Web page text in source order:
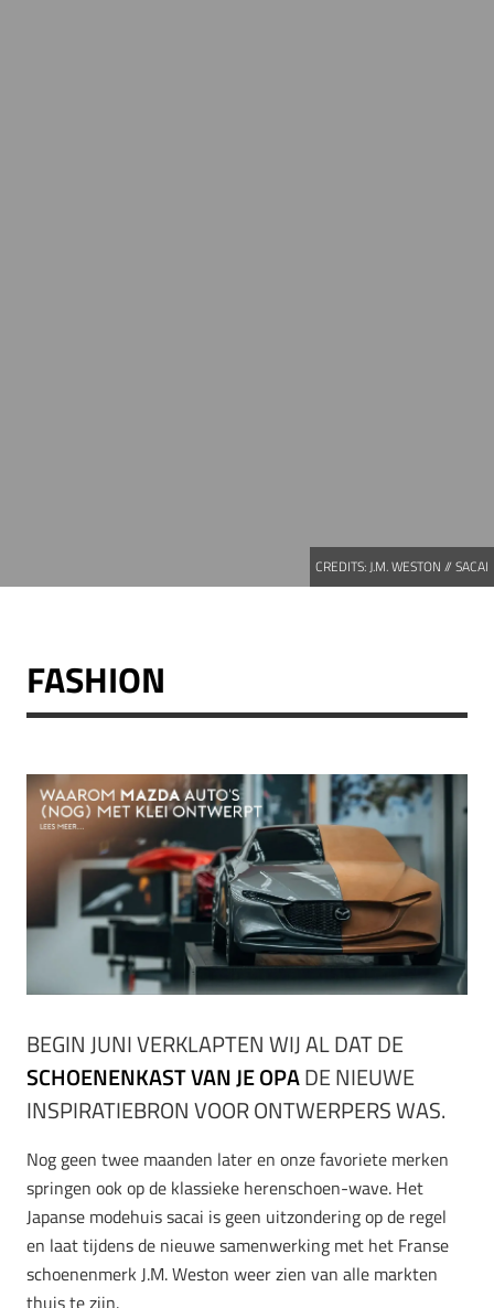
CREDITS:J.M. WESTON // SACAI
FASHION
BEGIN JUNI VERKLAPTEN WIJ AL DAT DE
SCHOENENKAST VAN JE OPADE NIEUWE
INSPIRATIEBRON VOOR ONTWERPERS WAS.
Nog geen twee maanden later en onze favoriete merken
springen ook op de klassieke herenschoen-wave. Het
Japanse modehuis sacai is geen uitzondering op de regel
en laat tijdens de nieuwe samenwerking met het Franse
schoenenmerk J.M. Weston weer zien van alle markten